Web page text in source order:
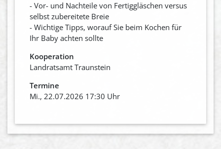
- Vor- und Nachteile von Fertiggläschen versus
selbst zubereitete Breie
- Wichtige Tipps, worauf Sie beim Kochen für
Ihr Baby achten sollte
Kooperation
Landratsamt Traunstein
Termine
Mi., 22.07.2026 17:30 Uhr